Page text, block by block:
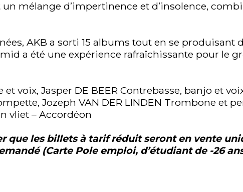
mélange d’impertinence et d’insolence,
AKB a sorti 15 albums tout en se produisant
a été une expérience rafraîchissante pour le
et voix, Jasper DE BEER Contrebasse, banjo et
Jozeph VAN DER LINDEN Trombone et
vliet – Accordéon
que les billets à tarif réduit seront en vente
(Carte Pole emploi, d’étudiant de -26